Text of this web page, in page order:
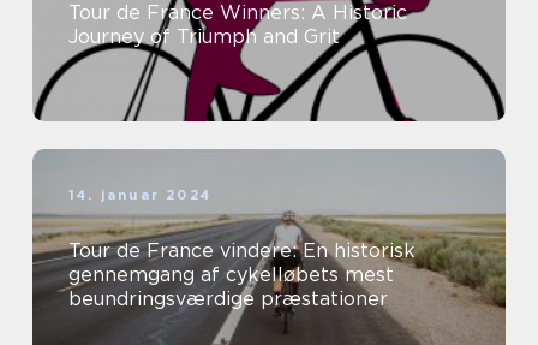
Tour de France Winners: A Historic
Journey of Triumph and Grit
14. januar 2024
Tour de France vindere: En historisk
gennemgang af cykelløbets mest
beundringsværdige præstationer